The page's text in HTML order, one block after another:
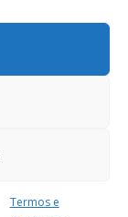
Termos e